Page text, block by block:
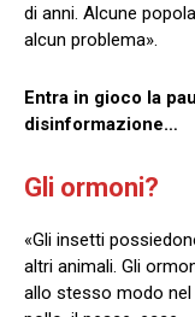
di anni. Alcune
alcun problema».
Entra in gioco la
disinformazione…
Gli ormoni?
«Gli insetti
altri animali. Gli
allo stesso modo nel